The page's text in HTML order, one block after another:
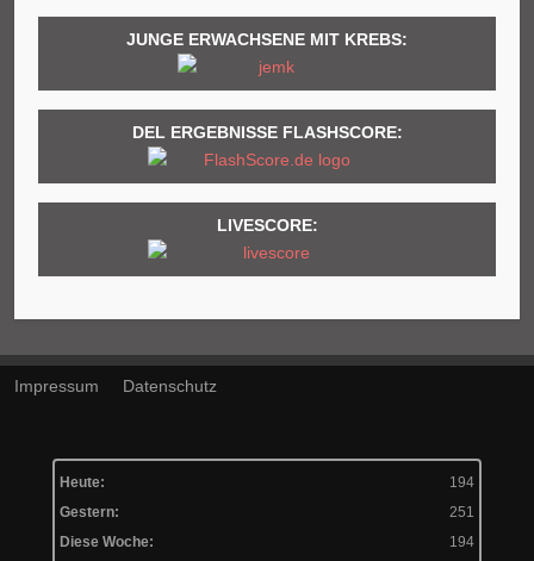
JUNGE ERWACHSENE MIT KREBS:
DEL ERGEBNISSE FLASHSCORE:
LIVESCORE:
Impressum Datenschutz
Heute:
194
Gestern:
251
Diese Woche:
194